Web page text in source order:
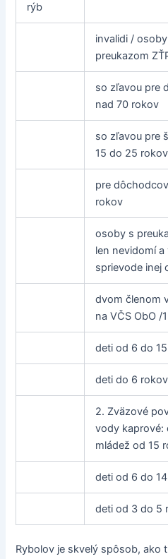
rýb
invalidi /
preukazom
so zľavou pre
nad 70 rokov
so zľavou pre
15 do 25 rokov
pre
rokov
osoby s
len nevidomí
sprievode inej
dvom členom
na VČS ObO /
deti od 6 do
deti do 6 rokov
2. Zväzové
vody kaprové:
mládež od 15
deti od 6 do
deti od 3 do 5
Rybolov je skvelý spôsob, ako